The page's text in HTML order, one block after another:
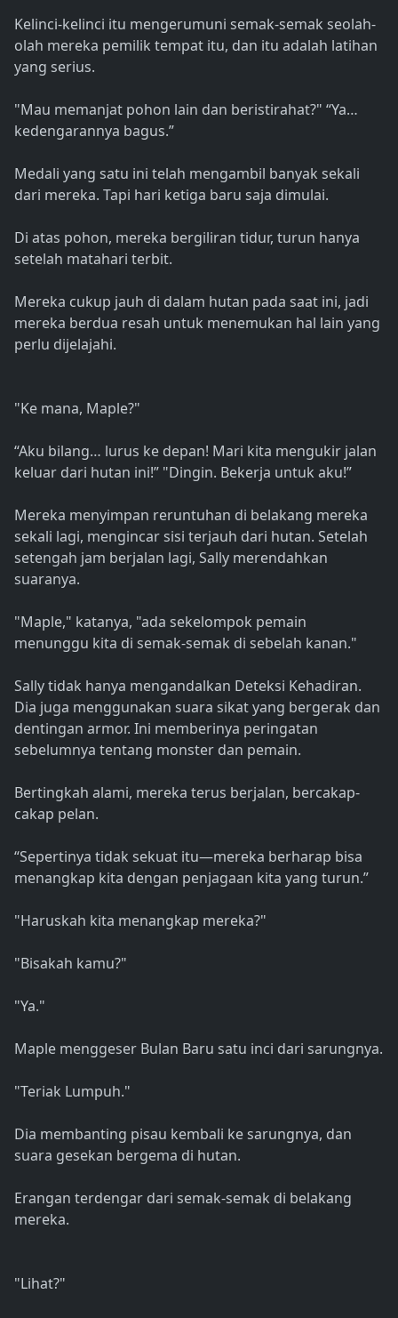
Kelinci-kelinci itu mengerumuni semak-semak seolah-
olah mereka pemilik tempat itu, dan itu adalah latihan
yang serius.
"Mau memanjat pohon lain dan beristirahat?" “Ya…
kedengarannya bagus.”
Medali yang satu ini telah mengambil banyak sekali
dari mereka. Tapi hari ketiga baru saja dimulai.
Di atas pohon, mereka bergiliran tidur, turun hanya
setelah matahari terbit.
Mereka cukup jauh di dalam hutan pada saat ini, jadi
mereka berdua resah untuk menemukan hal lain yang
perlu dijelajahi.
"Ke mana, Maple?"
“Aku bilang… lurus ke depan! Mari kita mengukir jalan
keluar dari hutan ini!” "Dingin. Bekerja untuk aku!”
Mereka menyimpan reruntuhan di belakang mereka
sekali lagi, mengincar sisi terjauh dari hutan. Setelah
setengah jam berjalan lagi, Sally merendahkan
suaranya.
"Maple," katanya, "ada sekelompok pemain
menunggu kita di semak-semak di sebelah kanan."
Sally tidak hanya mengandalkan Deteksi Kehadiran.
Dia juga menggunakan suara sikat yang bergerak dan
dentingan armor. Ini memberinya peringatan
sebelumnya tentang monster dan pemain.
Bertingkah alami, mereka terus berjalan, bercakap-
cakap pelan.
“Sepertinya tidak sekuat itu—mereka berharap bisa
menangkap kita dengan penjagaan kita yang turun.”
"Haruskah kita menangkap mereka?"
"Bisakah kamu?"
"Ya."
Maple menggeser Bulan Baru satu inci dari sarungnya.
"Teriak Lumpuh."
Dia membanting pisau kembali ke sarungnya, dan
suara gesekan bergema di hutan.
Erangan terdengar dari semak-semak di belakang
mereka.
"Lihat?"